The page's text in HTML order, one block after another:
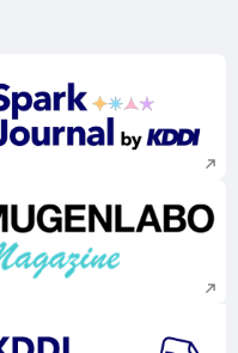
新規ウィンドウで
新規ウィンドウで